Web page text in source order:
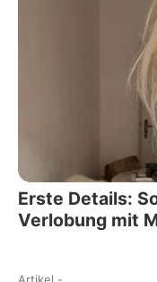
Erste Details:
Verlobung mit